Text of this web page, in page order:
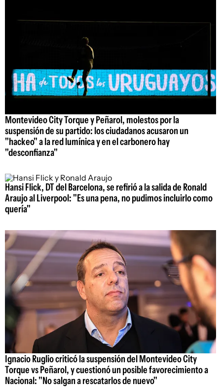
Montevideo City Torque y Peñarol, molestos por la
suspensión de su partido: los ciudadanos acusaron un
"hackeo" a la red lumínica y en el carbonero hay
"desconfianza"
Hansi Flick, DT del Barcelona, se refirió a la salida de Ronald
Araujo al Liverpool: "Es una pena, no pudimos incluirlo como
quería"
Ignacio Ruglio criticó la suspensión del Montevideo City
Torque vs Peñarol, y cuestionó un posible favorecimiento a
Nacional: "No salgan a rescatarlos de nuevo"